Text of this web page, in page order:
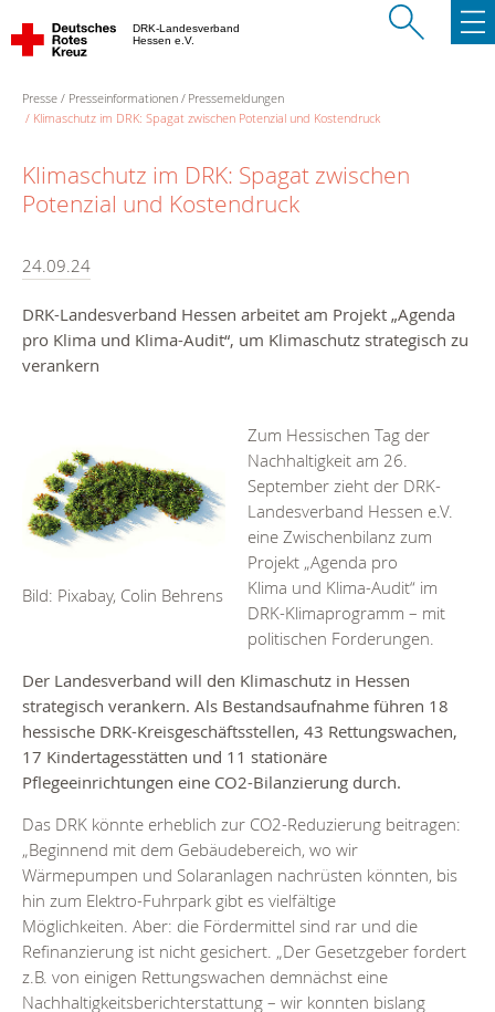
DRK-Landesverband
Hessen e.V.
Presse Presseinformationen
Pressemeldungen
Klimaschutz im DRK: Spagat zwischen Potenzial und Kostendruck
Klimaschutz im DRK: Spagat zwischen
Potenzial und Kostendruck
24.09.24
DRK-Landesverband Hessen arbeitet am Projekt „Agenda
pro Klima und Klima-Audit“, um Klimaschutz strategisch zu
verankern
Bild: Pixabay, Colin Behrens
Zum Hessischen Tag der
Nachhaltigkeit am 26.
September zieht der DRK-
Landesverband Hessen e.V.
eine Zwischenbilanz zum
Projekt „Agenda pro
Klima und Klima-Audit“ im
DRK-Klimaprogramm – mit
politischen Forderungen.
Der Landesverband will den Klimaschutz in Hessen
strategisch verankern. Als Bestandsaufnahme führen 18
hessische DRK-Kreisgeschäftsstellen, 43 Rettungswachen,
17 Kindertagesstätten und 11 stationäre
Pflegeeinrichtungen eine CO2-Bilanzierung durch.
Das DRK könnte erheblich zur CO2-Reduzierung beitragen:
„Beginnend mit dem Gebäudebereich, wo wir
Wärmepumpen und Solaranlagen nachrüsten könnten, bis
hin zum Elektro-Fuhrpark gibt es vielfältige
Möglichkeiten. Aber: die Fördermittel sind rar und die
Refinanzierung ist nicht gesichert. „Der Gesetzgeber fordert
z.B. von einigen Rettungswachen demnächst eine
Nachhaltigkeitsberichterstattung – wir konnten bislang